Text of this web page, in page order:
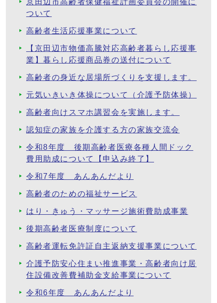
京田辺市高齢者保健福祉計画委員会の開催に
ついて
高齢者生活応援事業について
【京田辺市物価高騰対応高齢者暮らし応援事
業】暮らし応援商品券の送付について
高齢者の身近な居場所づくりを支援します。
元気いきいき体操について（介護予防体操）
高齢者向けスマホ講習会を実施します。
認知症の家族を介護する方の家族交流会
令和8年度 後期高齢者医療各種人間ドック
費用助成について【申込み終了】
令和7年度 あんあんだより
高齢者のための福祉サービス
はり・きゅう・マッサージ施術費助成事業
後期高齢者医療制度について
高齢者運転免許証自主返納支援事業について
介護予防安心住まい推進事業・高齢者向け居
住設備改善費補助金支給事業について
令和6年度 あんあんだより